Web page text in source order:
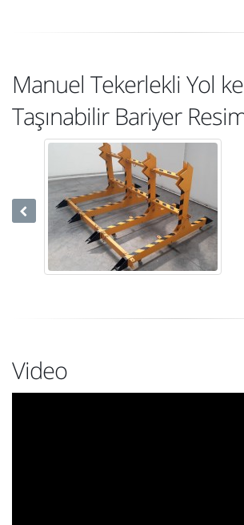
Manuel Tekerlekli Yol
Taşınabilir Bariyer
Video